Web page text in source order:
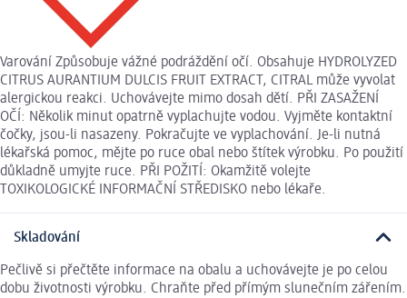
Varování Způsobuje vážné podráždění očí. Obsahuje HYDROLYZED
CITRUS AURANTIUM DULCIS FRUIT EXTRACT, CITRAL může vyvolat
alergickou reakci. Uchovávejte mimo dosah dětí. PŘI ZASAŽENÍ
OČÍ: Několik minut opatrně vyplachujte vodou. Vyjměte kontaktní
čočky, jsou-li nasazeny. Pokračujte ve vyplachování. Je-li nutná
lékařská pomoc, mějte po ruce obal nebo štítek výrobku. Po použití
důkladně umyjte ruce. PŘI POŽITÍ: Okamžitě volejte
TOXIKOLOGICKÉ INFORMAČNÍ STŘEDISKO nebo lékaře.
Skladování
Pečlivě si přečtěte informace na obalu a uchovávejte je po celou
dobu životnosti výrobku. Chraňte před přímým slunečním zářením.